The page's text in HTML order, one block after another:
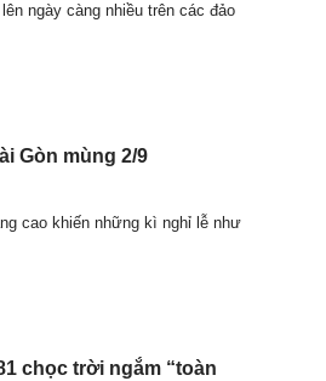
ngày càng nhiều trên các đảo
Gòn mùng 2/9
cao khiến những kì nghỉ lễ như
chọc trời ngắm “toàn